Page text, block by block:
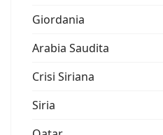
Giordania
Arabia Saudita
Crisi Siriana
Siria